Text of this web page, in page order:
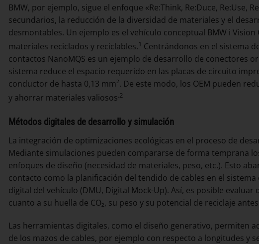
BMW, por ejemplo, sigue el enfoque «Re:Think, Re:Duce, Re:Use,
secundarios, la reducción de la diversidad de materiales y el
desmontables. Un ejemplo es el vehículo conceptual BMW i Vision
materiales reciclados y reciclables.1 Centrándonos en el sistema
contactos NanoMQS es un ejemplo de desarrollo de conectores
sistema reduce el espacio requerido en las placas de circuito
conductor de hasta 0,13 mm². De este modo, los OEM pueden
y ahorrar materiales valiosos.2
Métodos digitales de desarrollo y simulación
La integración de optimizaciones ecológicas en el proceso de
Mediante simulaciones pueden compararse de forma temprana
enfoques de diseño (necesidad de materiales, peso, etc.). Esto
contacto como la planificación del tendido de cables en el
digital del vehículo (DMU, Digital Mock-Up). Así, es posible
cuanto a su huella de CO₂, su peso y su potencial de reciclaje
Las herramientas digitales, como el diseño generativo, permiten
de los mazos de cables, por ejemplo con respecto a longitudes y